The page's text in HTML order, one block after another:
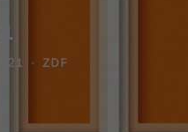
ZDF